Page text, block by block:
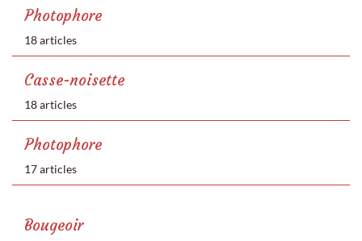
Photophore
18 articles
Casse-noisette
18 articles
Photophore
17 articles
Bougeoir